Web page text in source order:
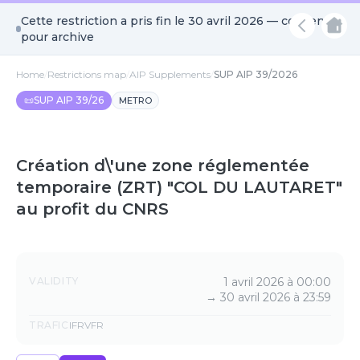
Cette restriction a pris fin le30 avril 2026 — conservée
pour archive
Home Restrictions map AIP Supplements SUP AIP 39/2026
📜SUP AIP 39/26 METRO
Création d\'une zone réglementée
temporaire (ZRT) "COL DU LAUTARET"
au profit du CNRS
Details
VALIDITY
1 avril 2026 à 00:00
→ 30 avril 2026 à 23:59
TRAFIC IFRVFR